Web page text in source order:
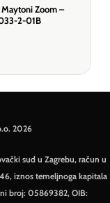
Zoom –
2-01B
2026
sud u Zagrebu, račun u
iznos temeljnoga kapitala
broj: 05869382, OIB: